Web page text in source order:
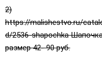
2)
https://malishestvo.ru/
d/2536-shapochka
размер 42- 90 руб.